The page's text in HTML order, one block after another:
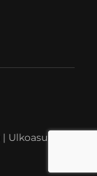
| Ulkoasu: